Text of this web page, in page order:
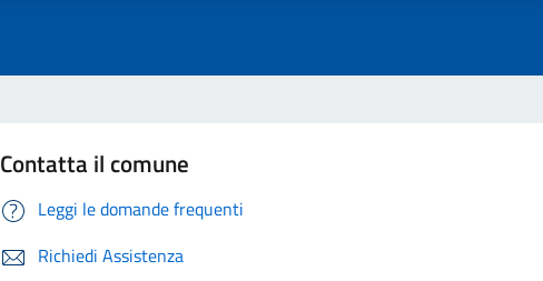
Contatta il comune
Leggi le domande frequenti
Richiedi Assistenza